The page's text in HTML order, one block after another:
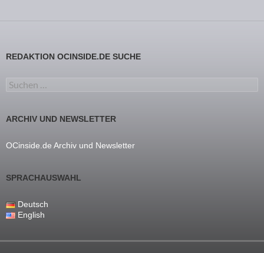
REDAKTION OCINSIDE.DE SUCHE
Suchen nach:
ARCHIV UND NEWSLETTER
OCinside.de Archiv und Newsletter
SPRACHAUSWAHL
Deutsch
English